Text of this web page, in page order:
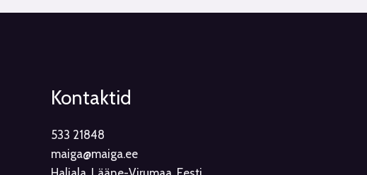
Kontaktid
533 21848
maiga@maiga.ee